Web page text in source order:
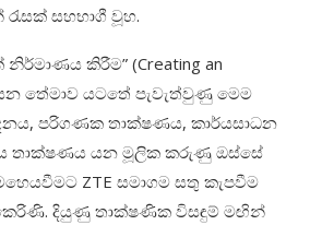
රැසක් සහභාගී වූහ.
නිර්මාණය කිරීම” (Creating an
තේමාව යටතේ පැවැත්වුණු මෙම
, පරිගණක තාක්ෂණය, කාර්යසාධන
තාක්ෂණය යන මූලික කරුණු ඔස්සේ
ZTE සමාගම සතු කැපවීම
. දියුණු තාක්ෂණික විසඳුම් මඟින්